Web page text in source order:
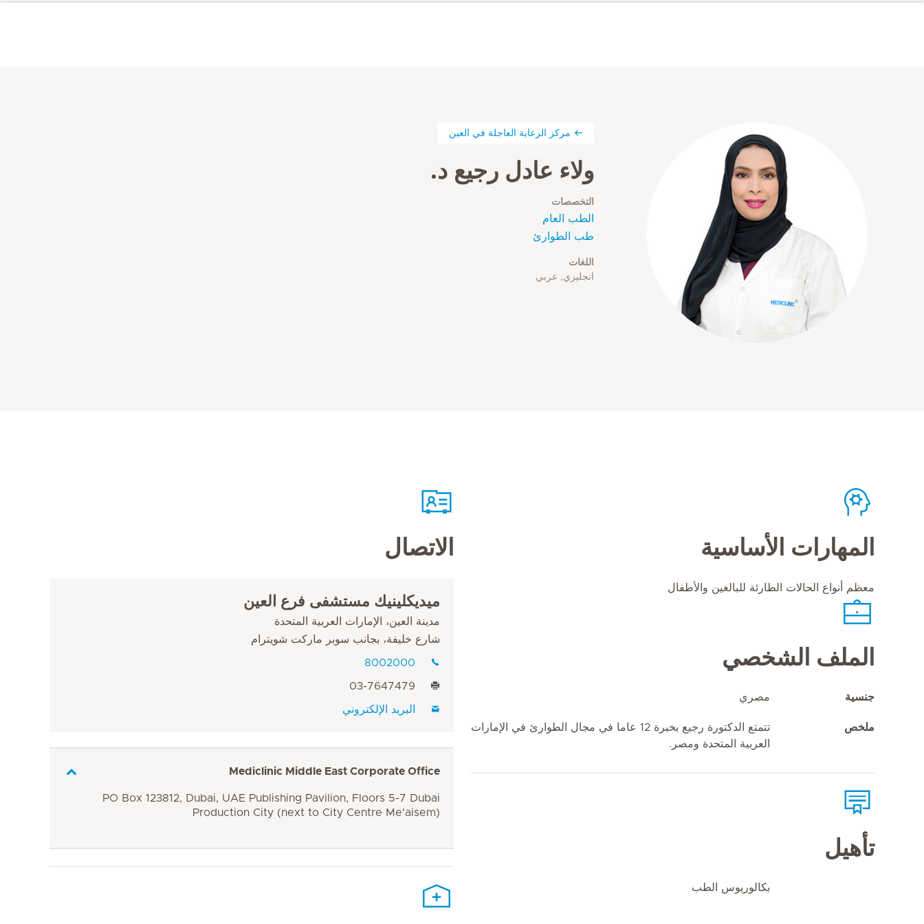
مركز الرعاية العاجلة في العين
ولاء عادل رجيع د.
التخصصات
الطب العام
طب الطوارئ
اللغات
انجليزي, عربي
المهارات الأساسية
معظم أنواع الحالات الطارئة للبالغين والأطفال
الملف الشخصي
جنسية مصري
ملخص
تتمتع الدكتورة رجيع بخبرة 12 عاما في مجال الطوارئ في الإمارات
العربية المتحدة ومصر.
تأهيل
بكالوريوس الطب
الاتصال
ميديكلينيك مستشفى فرع العين
مدينة العين، الإمارات العربية المتحدة
شارع خليفة، بجانب سوبر ماركت شويترام
8002000
03-7647479
البريد الإلكتروني
Mediclinic Middle East Corporate Office
PO Box 123812, Dubai, UAE Publishing Pavilion, Floors 5-7 Dubai
Production City (next to City Centre Me'aisem)